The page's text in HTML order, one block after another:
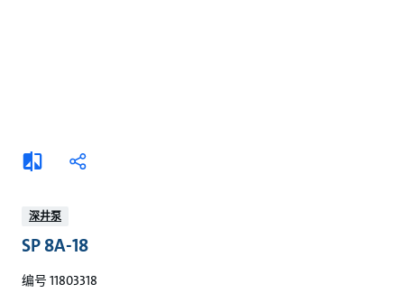
添
加
较
分
深井泵
SP 8A-18
编号 11803318